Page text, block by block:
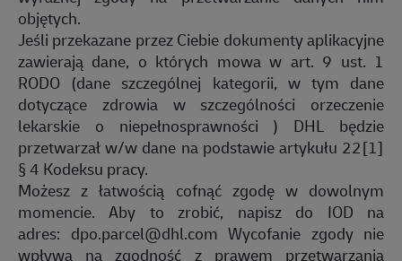
objętych.
Jeśli przekazane przez Ciebie dokumenty aplikacyjne
zawierają dane, o których mowa w art. 9 ust. 1
RODO (dane szczególnej kategorii, w tym dane
dotyczące zdrowia w szczególności orzeczenie
lekarskie o niepełnosprawności ) DHL będzie
przetwarzał w/w dane na podstawie artykułu 22[1]
§ 4 Kodeksu pracy.
Możesz z łatwością cofnąć zgodę w dowolnym
momencie. Aby to zrobić, napisz do IOD na
adres: dpo.parcel@dhl.com Wycofanie zgody nie
wpływa na zgodność z prawem przetwarzania